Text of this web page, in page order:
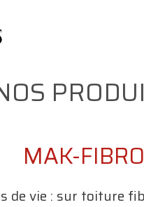
MAK-FIBRO
de vie : sur toiture